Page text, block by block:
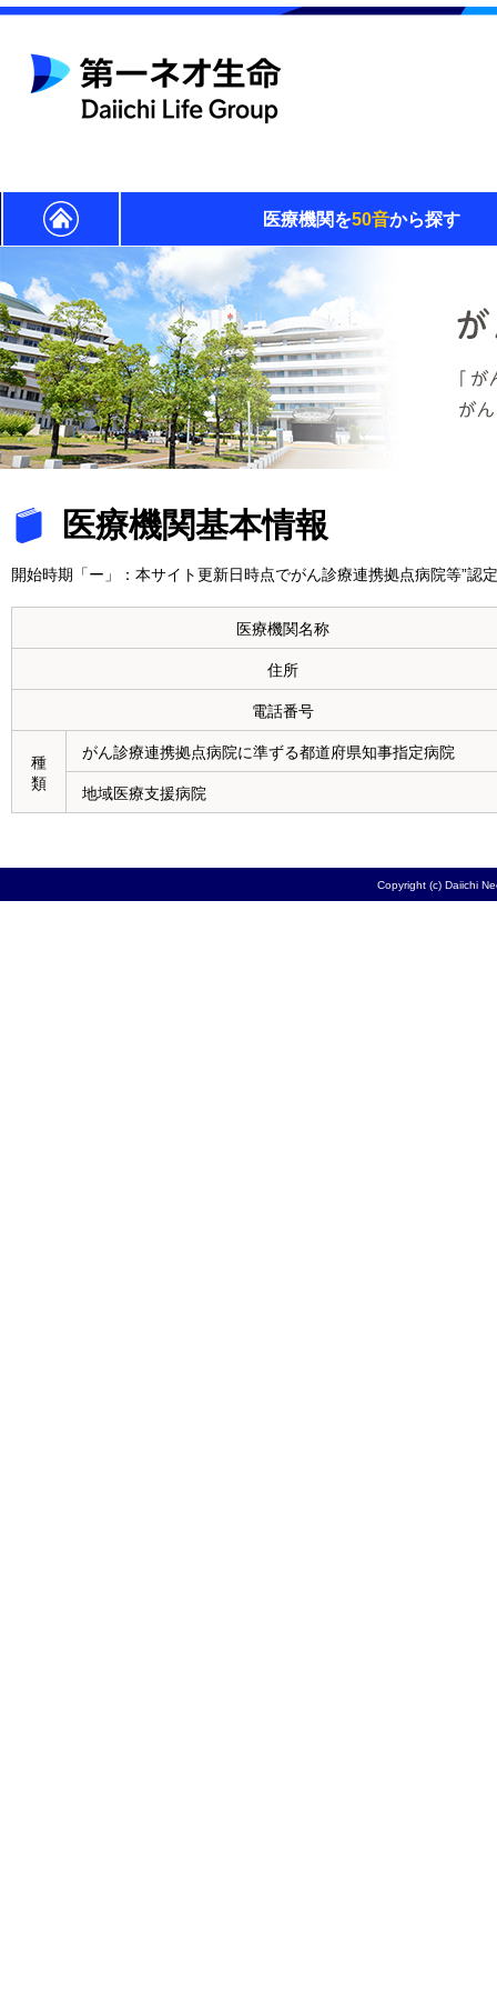
医療機関を50音から探す
医療機関基本情報
開始時期「ー」：本サイト更新日時点でがん診療連携拠点病院等”認
医療機関名称
住所
電話番号
種
類
がん診療連携拠点病院に準ずる都道府県知事指定病院
地域医療支援病院
Copyright (c) Daiichi